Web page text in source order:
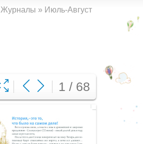
Журналы » Июль-Август
1 / 68